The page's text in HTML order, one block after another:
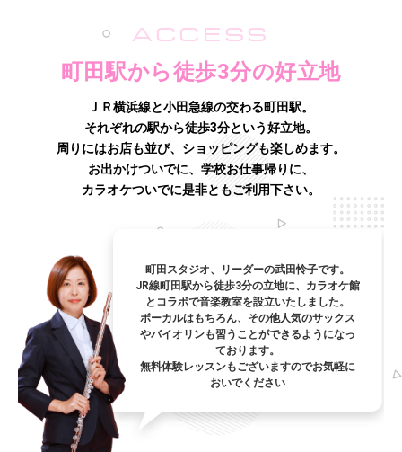
ACCESS
町田駅から徒歩3分の好立地
ＪＲ横浜線と小田急線の交わる町田駅。
それぞれの駅から徒歩3分という好立地。
周りにはお店も並び、ショッピングも楽しめます。
お出かけついでに、学校お仕事帰りに、
カラオケついでに是非ともご利用下さい。
町田スタジオ、リーダーの武田怜子です。
JR線町田駅から徒歩3分の立地に、カラオケ館
とコラボで音楽教室を設立いたしました。
ボーカルはもちろん、その他人気のサックス
やバイオリンも習うことができるようになっ
ております。
無料体験レッスンもございますのでお気軽に
おいでください